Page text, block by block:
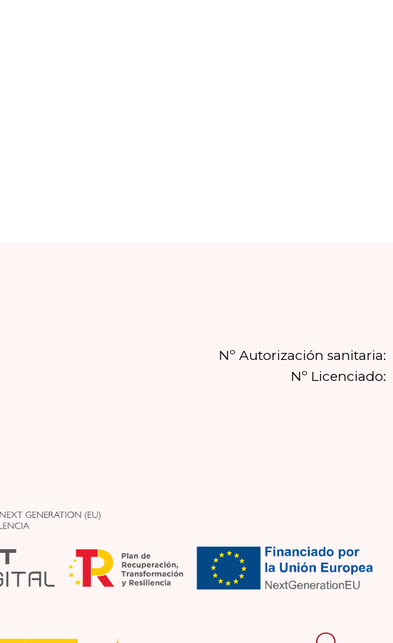
Nº Autorización sanitaria:
Nº Licenciado: